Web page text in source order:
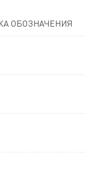
ОБОЗНАЧЕНИЯ